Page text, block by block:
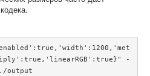
-
output